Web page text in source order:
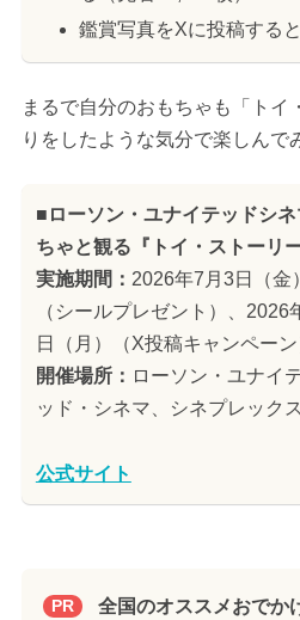
鑑賞写真をXに投稿する
まるで自分のおもちゃも「トイ
りをしたような気分で楽しんで
■ローソン・ユナイテッドシ
ちゃと観る『トイ・ストーリー
実施期間： 2026年7月3日（金
（シールプレゼント）、
日（月）（X投稿キャンペーン
開催場所： ローソン・ユナイ
ッド・シネマ、シネプレック
公式サイト
PR 全国のオススメおでか